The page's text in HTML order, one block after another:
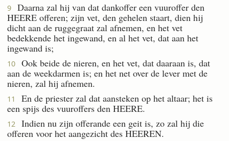
9
Daarna zal hij van dat dankoffer een vuuroffer den
HEERE offeren; zijn vet, den gehelen staart, dien hij
dicht aan de ruggegraat zal afnemen, en het vet
bedekkende het ingewand, en al het vet, dat aan het
ingewand is;
10
Ook beide de nieren, en het vet, dat daaraan is, dat
aan de weekdarmen is; en het net over de lever met de
nieren, zal hij afnemen.
11
En de priester zal dat aansteken op het altaar; het is
een spijs des vuuroffers den HEERE.
12
Indien nu zijn offerande een geit is, zo zal hij die
offeren voor het aangezicht des HEEREN.